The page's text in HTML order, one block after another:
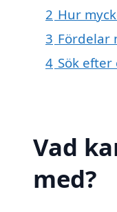
2 Hur
3 Fördelar
4 Sök
Vad
med?